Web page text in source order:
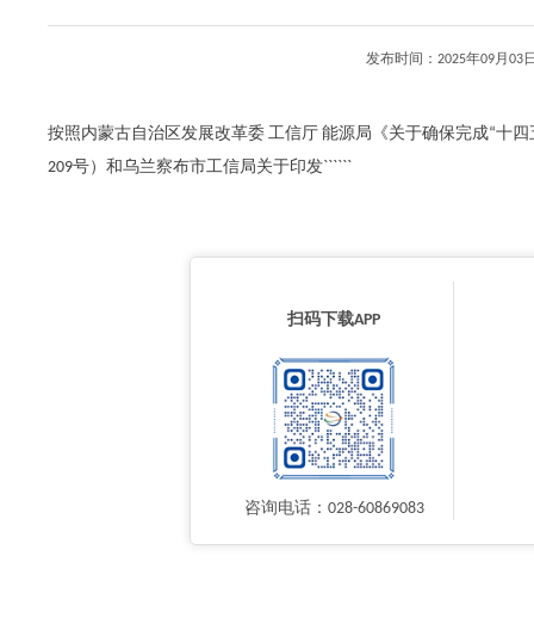
发布时间：2025年09月
按照内蒙古自治区发展改革委 工信厅 能源局《关于确保完成“十
209号）和乌兰察布市工信局关于印发``````
扫码下载APP
咨询电话：028-60869083